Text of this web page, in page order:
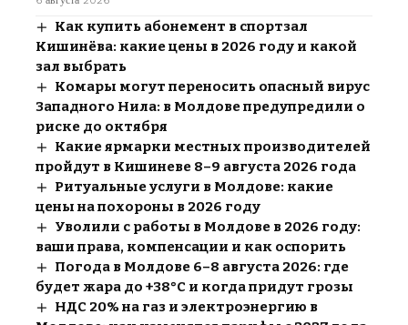
Как купить абонемент в спортзал
Кишинёва: какие цены в 2026 году и какой
зал выбрать
Комары могут переносить опасный вирус
Западного Нила: в Молдове предупредили о
риске до октября
Какие ярмарки местных производителей
пройдут в Кишиневе 8–9 августа 2026 года
Ритуальные услуги в Молдове: какие
цены на похороны в 2026 году
Уволили с работы в Молдове в 2026 году:
ваши права, компенсации и как оспорить
Погода в Молдове 6–8 августа 2026: где
будет жара до +38°C и когда придут грозы
НДС 20% на газ и электроэнергию в